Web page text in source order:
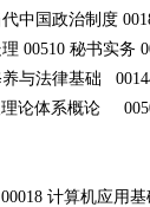
中国政治制度
00510 秘书实务
与法律基础
理论体系概论
计算机应用